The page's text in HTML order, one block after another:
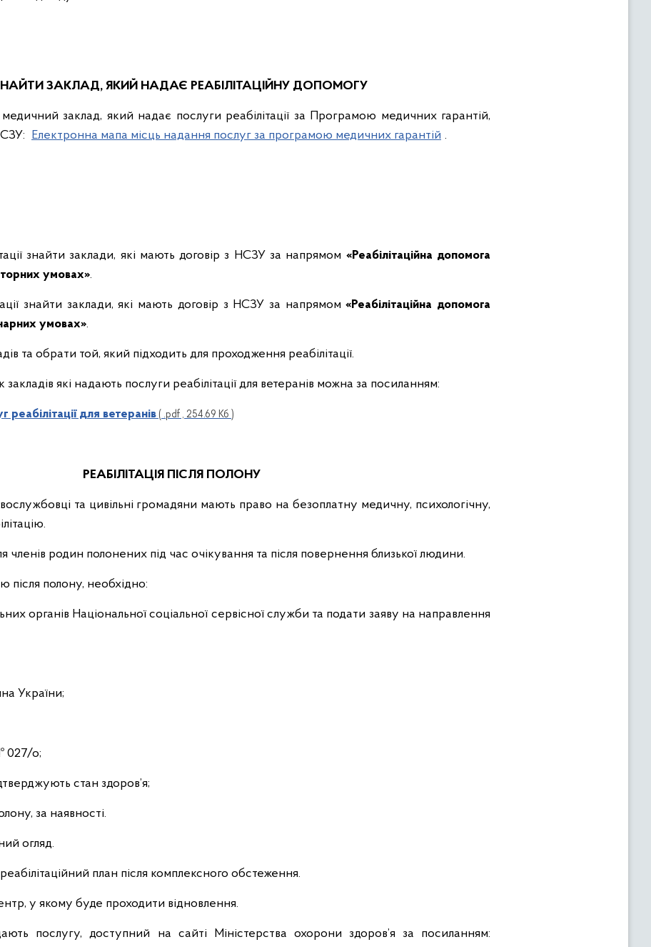
ЗАКЛАД, ЯКИЙ НАДАЄ РЕАБІЛІТАЦІЙНУ ДОПОМОГУ
заклад, який надає послуги реабілітації за Програмою медичних гарантій,
Електронна мапа місць надання послуг за програмою медичних гарантій .
знайти заклади, які мають договір з НСЗУ за напрямом «Реабілітаційна допомога
умовах».
знайти заклади, які мають договір з НСЗУ за напрямом«Реабілітаційна допомога
умовах».
та обрати той, який підходить для проходження реабілітації.
які надають послуги реабілітації для ветеранів можна за посиланням:
реабілітації для ветеранів ( .pdf , 254.69 Кб )
РЕАБІЛІТАЦІЯ ПІСЛЯ ПОЛОНУ
та цивільні громадяни мають право на безоплатну медичну, психологічну,
членів родин полонених під час очікування та після повернення близької людини.
після полону, необхідно:
органів Національної соціальної сервісної служби та подати заяву на направлення
України;
027/о;
стан здоров’я;
за наявності.
огляд.
план після комплексного обстеження.
у якому буде проходити відновлення.
послугу, доступний на сайті Міністерства охорони здоров’я за посиланням: